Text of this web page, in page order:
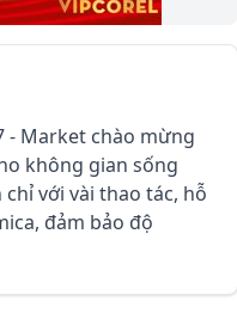
- Market chào mừng
không gian sống
với vài thao tác, hỗ
đảm bảo độ